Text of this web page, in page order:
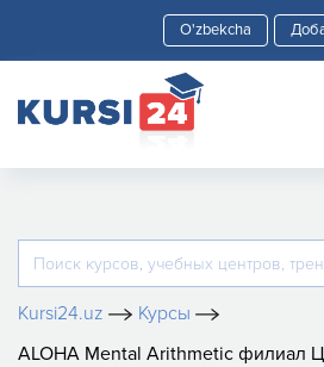
Kursi24.uz
Курсы
ALOHA Mental Arithmetic филиал